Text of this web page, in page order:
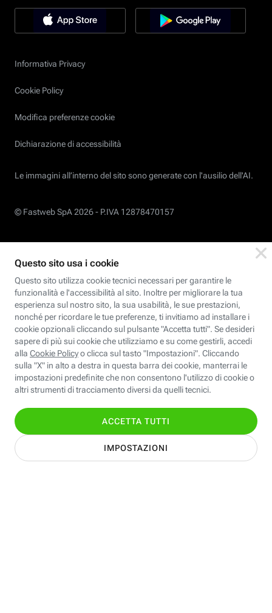
Informativa Privacy
Cookie Policy
Modifica preferenze cookie
Dichiarazione di accessibilità
Le immagini all’interno del sito sono generate con l'ausilio dell'AI.
© Fastweb SpA 2026 - P.IVA 12878470157